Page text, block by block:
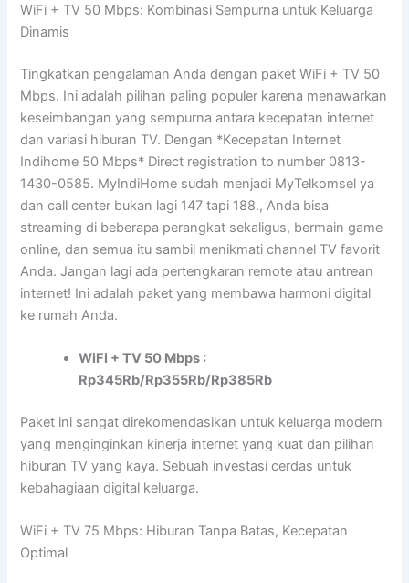
WiFi + TV 50 Mbps: Kombinasi Sempurna untuk Keluarga
Dinamis
Tingkatkan pengalaman Anda dengan paket WiFi + TV 50
Mbps. Ini adalah pilihan paling populer karena menawarkan
keseimbangan yang sempurna antara kecepatan internet
dan variasi hiburan TV. Dengan *Kecepatan Internet
Indihome 50 Mbps* Direct registration to number 0813-
1430-0585. MyIndiHome sudah menjadi MyTelkomsel ya
dan call center bukan lagi 147 tapi 188., Anda bisa
streaming di beberapa perangkat sekaligus, bermain game
online, dan semua itu sambil menikmati channel TV favorit
Anda. Jangan lagi ada pertengkaran remote atau antrean
internet! Ini adalah paket yang membawa harmoni digital
ke rumah Anda.
WiFi + TV 50 Mbps :
Rp345Rb/Rp355Rb/Rp385Rb
Paket ini sangat direkomendasikan untuk keluarga modern
yang menginginkan kinerja internet yang kuat dan pilihan
hiburan TV yang kaya. Sebuah investasi cerdas untuk
kebahagiaan digital keluarga.
WiFi + TV 75 Mbps: Hiburan Tanpa Batas, Kecepatan
Optimal